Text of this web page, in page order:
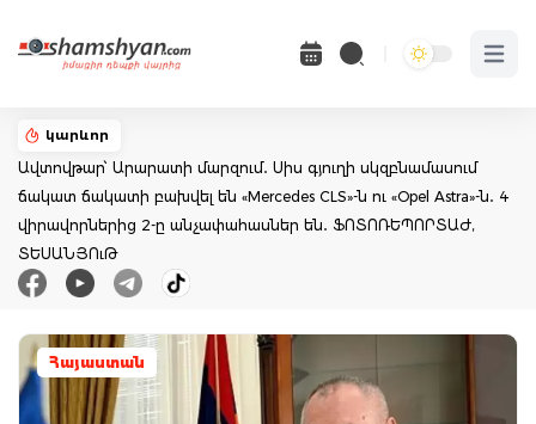
Open
կարևոր
Ավտովթար՝ Արարատի մարզում․ Սիս գյուղի սկզբնամասում
ճակատ ճակատի բախվել են «Mercedes CLS»-ն ու «Opel Astra»-ն․ 4
վիրավորներից 2-ը անչափահասներ են․ ՖՈՏՈՌԵՊՈՐՏԱԺ,
ՏԵՍԱՆՅՈւԹ
Հայաստան